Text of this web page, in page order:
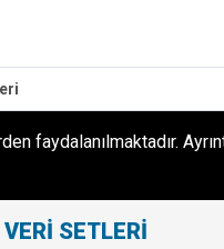
faydalanılmaktadır.
VERI SETLERI